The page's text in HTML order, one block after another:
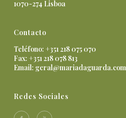
1070-274 Lisboa
Contacto
Teléfono: +351 218 075 070
Fax: +351 218 078 813
Email: geral@mariadaguarda.com
Redes Sociales